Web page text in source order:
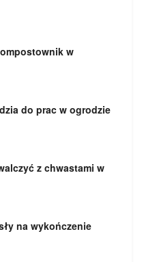
w
do prac w ogrodzie
z chwastami w
na wykończenie